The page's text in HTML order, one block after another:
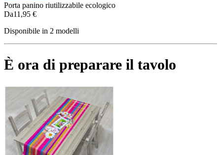
Porta panino riutilizzabile ecologico
Da11,95 €
Disponibile in 2 modelli
È ora di preparare il tavolo